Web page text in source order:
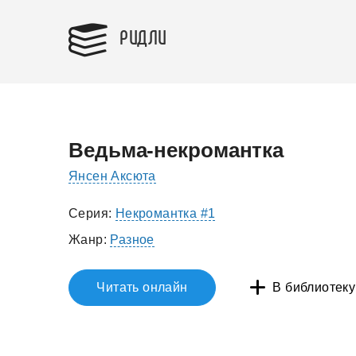
РИДЛИ
Ведьма-некромантка
Янсен Аксюта
Серия: Некромантка #1
Жанр: Разное
Читать онлайн В библиотеку